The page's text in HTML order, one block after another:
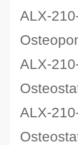
ALX-
ALX-
ALX-